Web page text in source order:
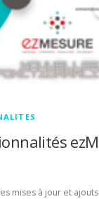
mises à jour et